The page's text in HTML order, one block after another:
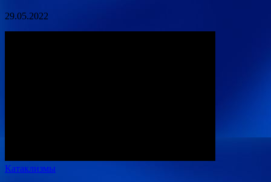
29.05.2022
Катаклизмы